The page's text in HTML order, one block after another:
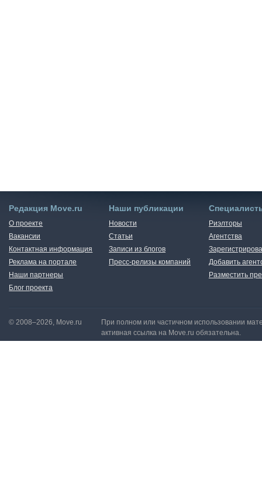
Редакция Move.ru
О проекте
Вакансии
Контактная информация
Реклама на портале
Наши партнеры
Блог проекта
Наши публикации
Новости
Статьи
Записи из блогов
Пресс-релизы компаний
Риэлторы
Агентства
Добавить
Разместить
© 2008–2026, Move.ru
При полном или частичном использовании
активная ссылка на Move.ru обязательна.